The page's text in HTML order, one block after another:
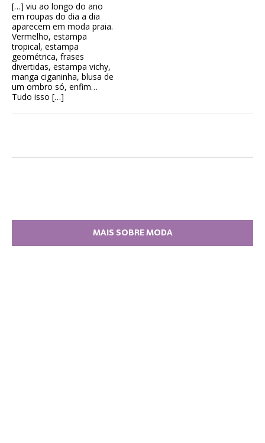
[…] viu ao longo do ano
em roupas do dia a dia
aparecem em moda praia.
Vermelho, estampa
tropical, estampa
geométrica, frases
divertidas, estampa vichy,
manga ciganinha, blusa de
um ombro só, enfim…
Tudo isso […]
MAIS SOBRE MODA